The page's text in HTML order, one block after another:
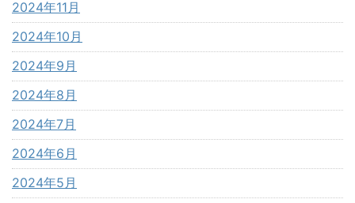
2024年11月
2024年10月
2024年9月
2024年8月
2024年7月
2024年6月
2024年5月